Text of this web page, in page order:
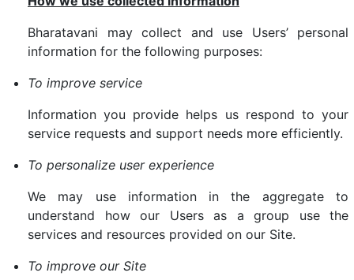
Bharatavani may collect and use Users’ personal
information for the following purposes:
To improve service
Information you provide helps us respond to your
service requests and support needs more efficiently.
To personalize user experience
We may use information in the aggregate to
understand how our Users as a group use the
services and resources provided on our Site.
To improve our Site